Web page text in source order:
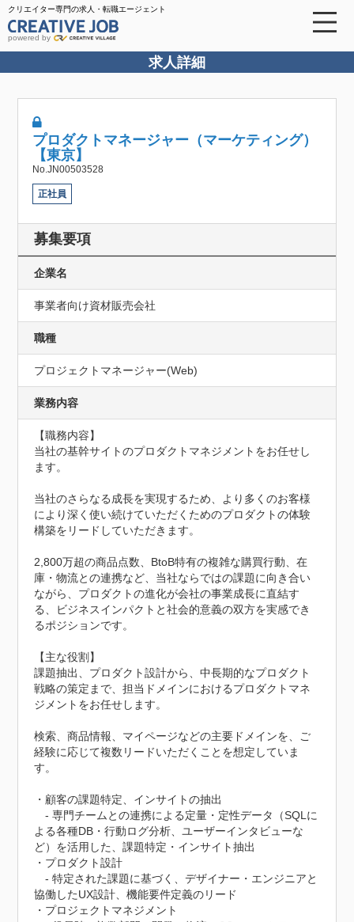
クリエイター専門の求人・転職エージェント
powered by
求人詳細
プロダクトマネージャー（マーケティング）
【東京】
No.JN00503528
正社員
募集要項
企業名
事業者向け資材販売会社
職種
プロジェクトマネージャー(Web)
業務内容
【職務内容】
当社の基幹サイトのプロダクトマネジメントをお任せし
ます。
当社のさらなる成長を実現するため、より多くのお客様
により深く使い続けていただくためのプロダクトの体験
構築をリードしていただきます。
2,800万超の商品点数、BtoB特有の複雑な購買行動、在
庫・物流との連携など、当社ならではの課題に向き合い
ながら、プロダクトの進化が会社の事業成長に直結す
る、ビジネスインパクトと社会的意義の双方を実感でき
るポジションです。
【主な役割】
課題抽出、プロダクト設計から、中長期的なプロダクト
戦略の策定まで、担当ドメインにおけるプロダクトマネ
ジメントをお任せします。
検索、商品情報、マイページなどの主要ドメインを、ご
経験に応じて複数リードいただくことを想定していま
す。
・顧客の課題特定、インサイトの抽出
- 専門チームとの連携による定量・定性データ（SQLに
よる各種DB・行動ログ分析、ユーザーインタビューな
ど）を活用した、課題特定・インサイト抽出
・プロダクト設計
- 特定された課題に基づく、デザイナー・エンジニアと
協働したUX設計、機能要件定義のリード
・プロジェクトマネジメント